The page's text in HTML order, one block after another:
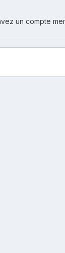
un compte